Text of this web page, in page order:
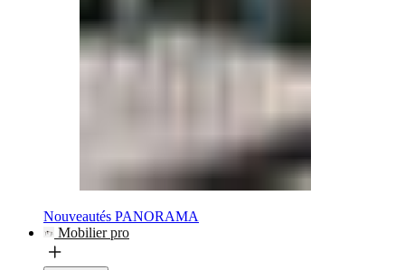
Nouveautés PANORAMA
Mobilier pro